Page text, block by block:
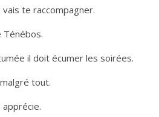
te raccompagner.
Ténébos.
il doit écumer les soirées.
tout.